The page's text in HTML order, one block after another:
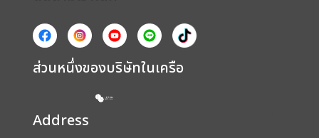
ส่วนหนึ่งของบริษัทในเครือ
Address